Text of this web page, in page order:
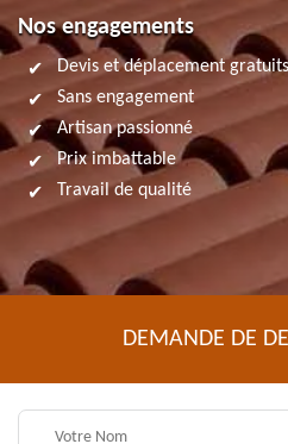
Nos engagements
Devis et déplacement gratuits
Sans engagement
Artisan passionné
Prix imbattable
Travail de qualité
DEMANDE DE